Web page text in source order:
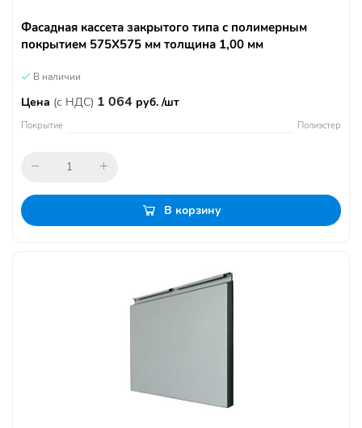
Фасадная кассета закрытого типа с полимерным
покрытием 575Х575 мм толщина 1,00 мм
В наличии
Цена (с НДС) 1 064 руб. /шт
Покрытие Полиэстер
В корзину